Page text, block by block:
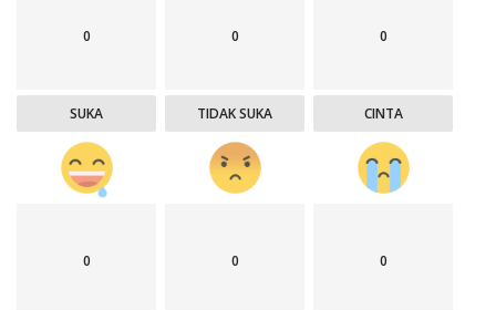
0
SUKA
0
TIDAK SUKA
0
CINTA
0 0 0